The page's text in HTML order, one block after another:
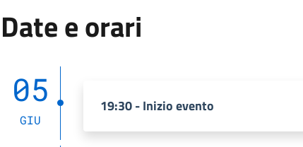
Date e orari
05
GIU
19:30 - Inizio evento